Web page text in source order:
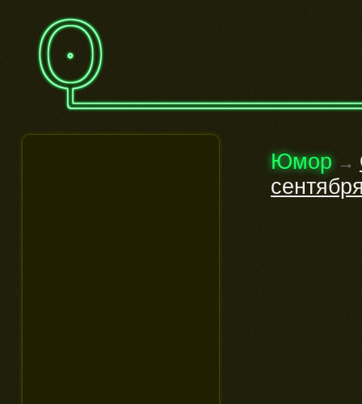
Юмор →